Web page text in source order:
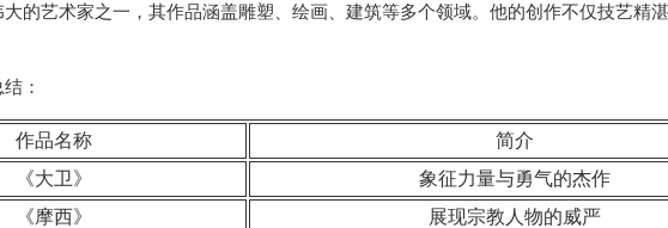
的艺术家之一，其作品涵盖雕塑、绘画、建筑等多个领域。他的创作不仅技艺精
：
作品名称
简介
《大卫》
象征力量与勇气的杰作
《摩西》
展现宗教人物的威严